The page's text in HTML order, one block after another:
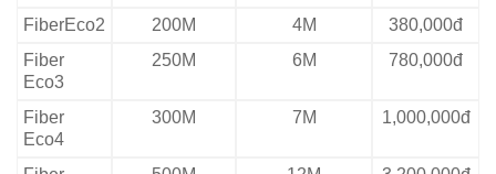
FiberEco2
200M 4M
380,000đ
Fiber
Eco3
250M 6M 780,000đ
Fiber
Eco4
300M 7M 1,000,000đ